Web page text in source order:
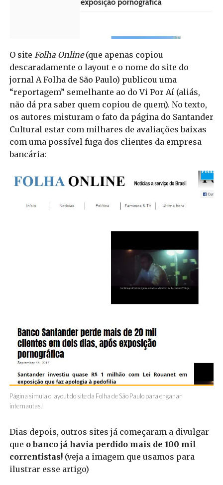
O site Folha Online(que apenas copiou
descaradamente o layout e o nome do site do
jornal A Folha de São Paulo) publicou uma
“reportagem” semelhante ao do Vi Por Aí (aliás,
não dá pra saber quem copiou de quem). No texto,
os autores misturam o fato da página do Santander
Cultural estar com milhares de avaliações baixas
com uma possível fuga dos clientes da empresa
bancária:
Página simula o layout do site da Folha de São Paulo para enganar
internautas!
Dias depois, outros sites já começaram a divulgar
que o banco já havia perdido mais de 100 mil
correntistas!(veja a imagem que usamos para
ilustrar esse artigo)